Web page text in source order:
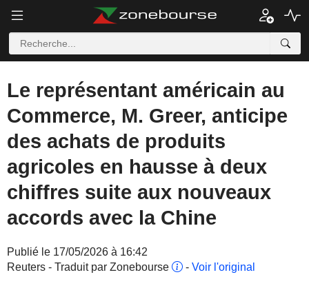
Le représentant américain au
Commerce, M. Greer, anticipe
des achats de produits
agricoles en hausse à deux
chiffres suite aux nouveaux
accords avec la Chine
Publié le 17/05/2026 à 16:42
Reuters - Traduit par Zonebourse
- Voir l'original